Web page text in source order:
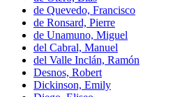
de Quevedo, Francisco
de Ronsard, Pierre
de Unamuno, Miguel
del Cabral, Manuel
del Valle Inclán, Ramón
Desnos, Robert
Dickinson, Emily